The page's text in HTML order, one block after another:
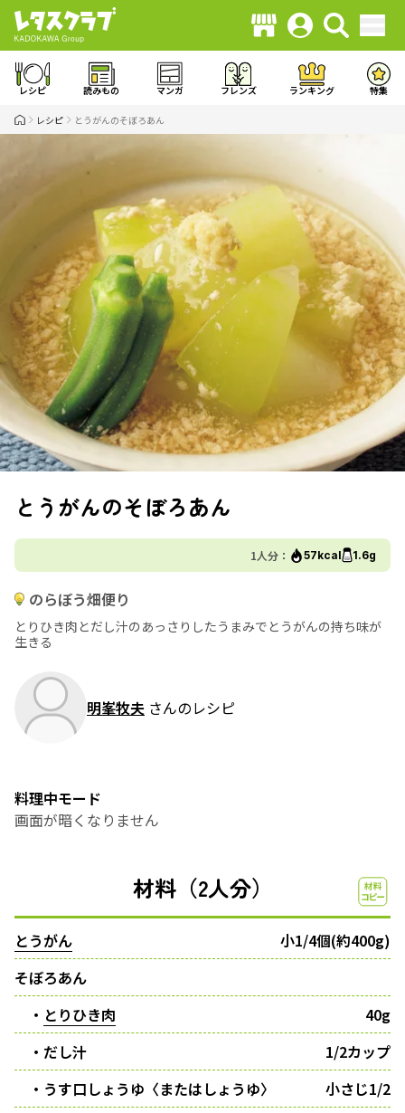
レシピ 読みもの マンガ フレンズ ランキング 特集
レシピ とうがんのそぼろあん
とうがんのそぼろあん
1人分： 57kcal 1.6g
のらぼう畑便り
とりひき肉とだし汁のあっさりしたうまみでとうがんの持ち味が
生きる
明峯牧夫 さんのレシピ
料理中モード
画面が暗くなりません
材料（2人分）
とうがん
小1/4個(約400g)
そぼろあん
・ とりひき肉
40g
・だし汁
1/2カップ
・うす口しょうゆ〈またはしょうゆ〉
小さじ1/2